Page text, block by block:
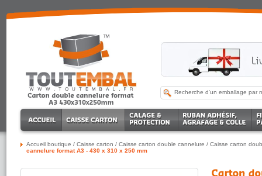
Accueil boutique / Caisse carton / Caisse carton double cannelure / Caisse carton
cannelure format A3 - 430 x 310 x 250 mm